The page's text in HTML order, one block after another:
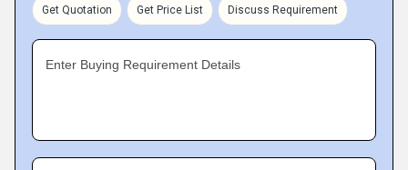
Get Quotation Get Price List Discuss Requirement
Enter Buying Requirement Details